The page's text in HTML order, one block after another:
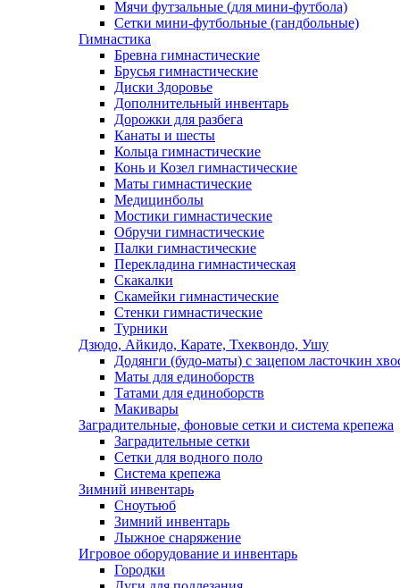
Мячи футзальные (для мини-футбола)
Сетки мини-футбольные (гандбольные)
Гимнастика
Бревна гимнастические
Брусья гимнастические
Диски Здоровье
Дополнительный инвентарь
Дорожки для разбега
Канаты и шесты
Кольца гимнастические
Конь и Козел гимнастические
Маты гимнастические
Медицинболы
Мостики гимнастические
Обручи гимнастические
Палки гимнастические
Перекладина гимнастическая
Скакалки
Скамейки гимнастические
Стенки гимнастические
Турники
Дзюдо, Айкидо, Карате, Тхеквондо, Ушу
Додянги (будо-маты) с зацепом ласточкин
Маты для единоборств
Татами для единоборств
Макивары
Заградительные, фоновые сетки и система крепежа
Заградительные сетки
Сетки для водного поло
Система крепежа
Зимний инвентарь
Сноутьюб
Зимний инвентарь
Лыжное снаряжение
Игровое оборудование и инвентарь
Городки